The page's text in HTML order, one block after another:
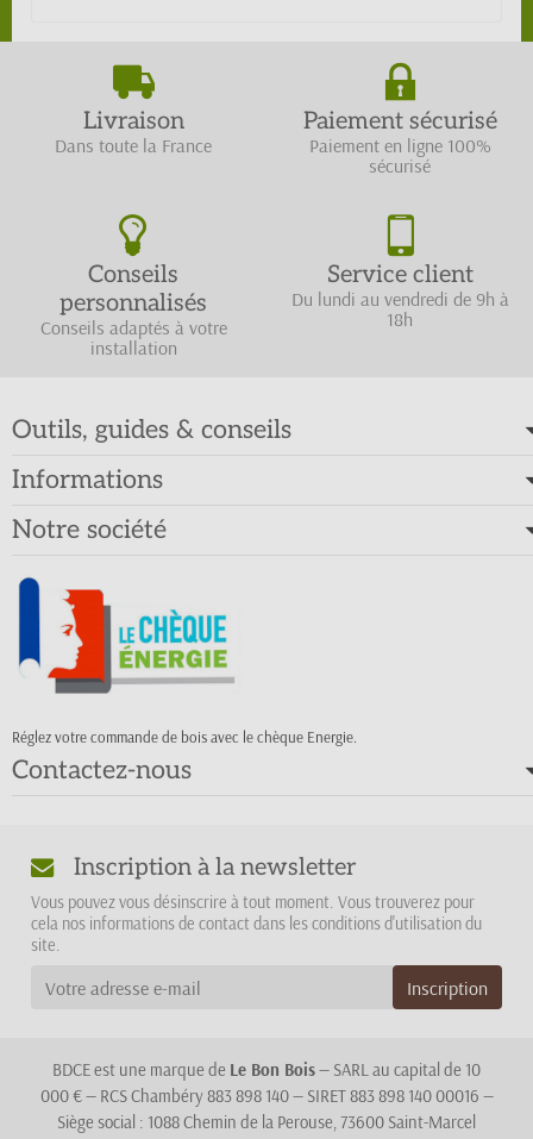
Livraison
Dans toute la France
Paiement sécurisé
Paiement en ligne 100%
sécurisé
Conseils
personnalisés
Conseils adaptés à votre
installation
Service client
Du lundi au vendredi de 9h à
18h
Outils, guides & conseils
Informations
Notre société
Réglez votre commande de bois avec le chèque Energie.
Contactez-nous
Inscription à la newsletter
Vous pouvez vous désinscrire à tout moment. Vous trouverez pour
cela nos informations de contact dans les conditions d'utilisation du
site.
BDCE est une marque de Le Bon Bois— SARL au capital de 10
000 € — RCS Chambéry 883 898 140 — SIRET 883 898 140 00016 —
Siège social : 1088 Chemin de la Perouse, 73600 Saint-Marcel